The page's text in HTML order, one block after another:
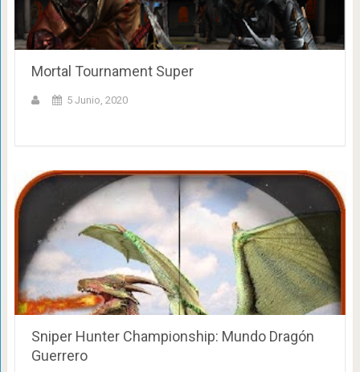
Mortal Tournament Super
5 Junio, 2020
Sniper Hunter Championship: Mundo Dragón
Guerrero